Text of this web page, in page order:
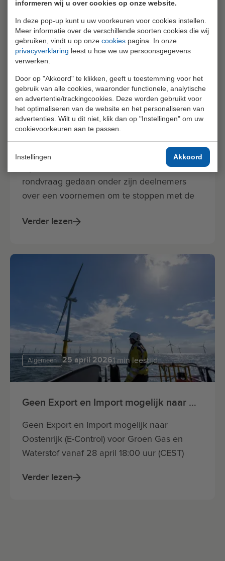
informeren wij u over cookies op onze website.
In deze pop-up kunt u uw voorkeuren voor cookies instellen.
Meer informatie over de verschillende soorten cookies die wij
gebruiken, vindt u op onze cookies pagina. In onze
privacyverklaring leest u hoe we uw persoonsgegevens
verwerken.
Door op "Akkoord" te klikken, geeft u toestemming voor het
gebruik van alle cookies, waaronder functionele, analytische
en advertentie/trackingcookies. Deze worden gebruikt voor
het optimaliseren van de website en het personaliseren van
advertenties. Wilt u dit niet, klik dan op "Instellingen" om uw
cookievoorkeuren aan te passen.
Instellingen Akkoord
01 mei 20261 min leestijd
Wijziging functionaliteit cancellation statement
Op 18 februari 2026 heeft VertiCer een
rondvraag gedaan onder zijn deelnemers
over een voornemen om te stoppen met de
Verder lezen
Algemeen 25 april 20261 min leestijd
Geen Export en Import mogelijk naar Oostenrijk (E-Control) voor Groen Gas en Waterstof vanaf 28 april 18:00 uur (CEST)
Geen Export en Import mogelijk naar
Oostenrijk (E-Control) voor Groen Gas en
Waterstof vanaf 28 april 18:00 uur (CEST)
Verder lezen